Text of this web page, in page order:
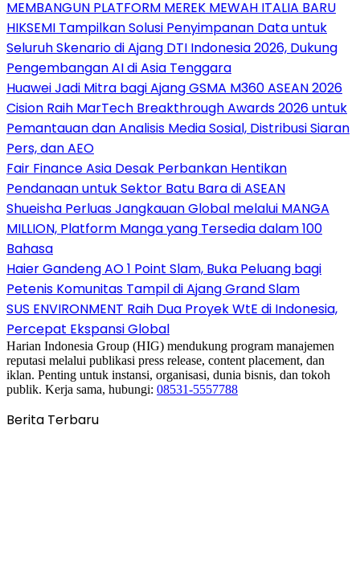
MEMBANGUN PLATFORM MEREK MEWAH ITALIA BARU
HIKSEMI Tampilkan Solusi Penyimpanan Data untuk
Seluruh Skenario di Ajang DTI Indonesia 2026, Dukung
Pengembangan AI di Asia Tenggara
Huawei Jadi Mitra bagi Ajang GSMA M360 ASEAN 2026
Cision Raih MarTech Breakthrough Awards 2026 untuk
Pemantauan dan Analisis Media Sosial, Distribusi Siaran
Pers, dan AEO
Fair Finance Asia Desak Perbankan Hentikan
Pendanaan untuk Sektor Batu Bara di ASEAN
Shueisha Perluas Jangkauan Global melalui MANGA
MILLION, Platform Manga yang Tersedia dalam 100
Bahasa
Haier Gandeng AO 1 Point Slam, Buka Peluang bagi
Petenis Komunitas Tampil di Ajang Grand Slam
SUS ENVIRONMENT Raih Dua Proyek WtE di Indonesia,
Percepat Ekspansi Global
Harian Indonesia Group (HIG) mendukung program manajemen
reputasi melalui publikasi press release, content placement, dan
iklan. Penting untuk instansi, organisasi, dunia bisnis, dan tokoh
publik. Kerja sama, hubungi: 08531-5557788
Berita Terbaru